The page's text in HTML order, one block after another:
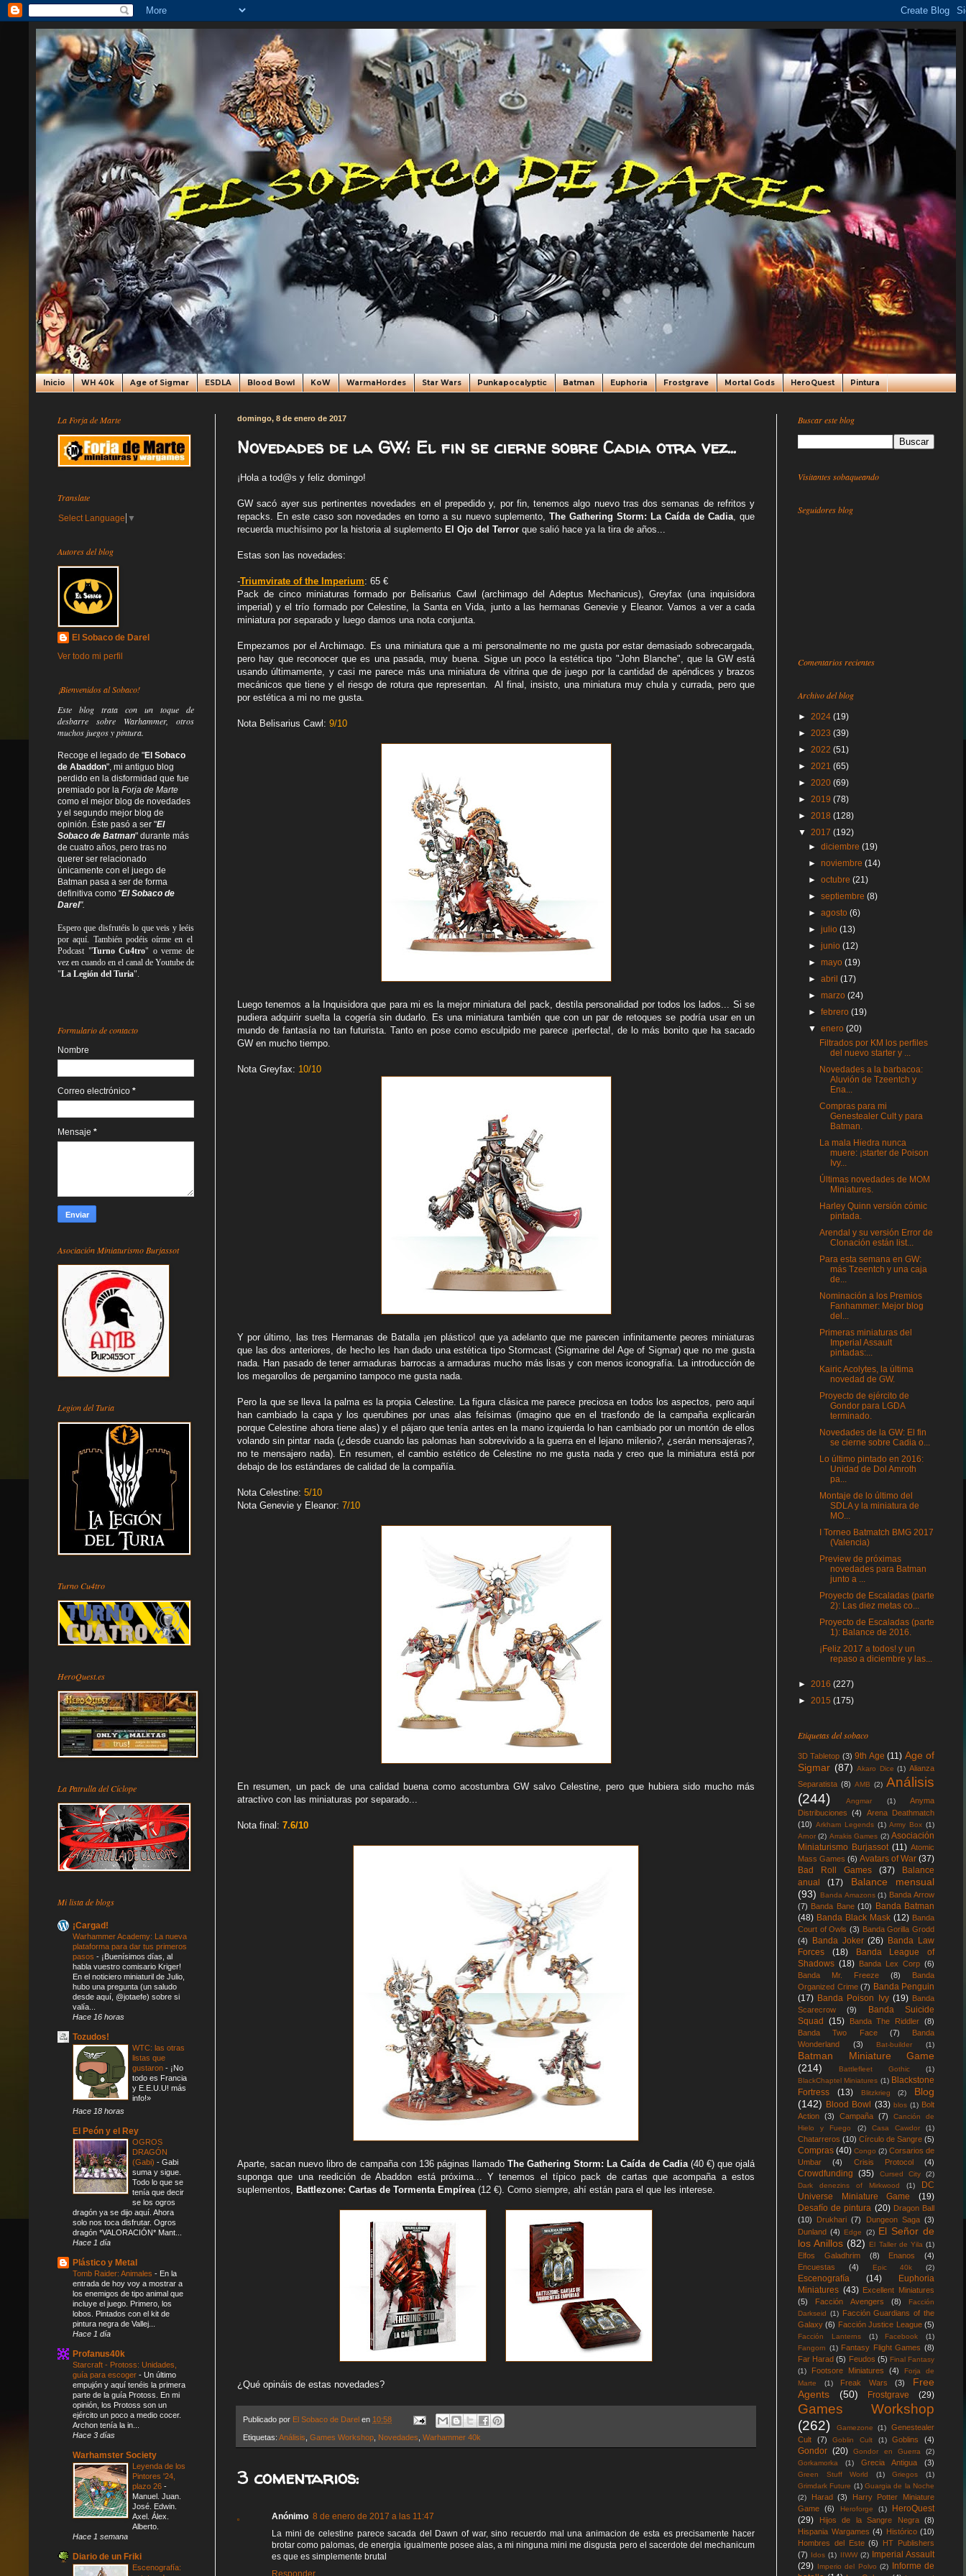
Inicio WH 40k Age of Sigmar ESDLA Blood Bowl KoW WarmaHordes Star Wars Punkapocalyptic Batman Euphoria Frostgrave Mortal Gods HeroQuest Pintura
domingo, 8 de enero de 2017
Novedades de la GW: El fin se cierne sobre Cadia otra vez...
¡Hola a tod@s y feliz domingo!
GW sacó ayer sus pertinentes novedades en el prepedido y, por fin, tenemos algo nuevo tras dos semanas de refritos y
repacks. En este caso son novedades en torno a su nuevo suplemento, The Gathering Storm: La Caída de Cadia, que
recuerda muchísimo por la historia al suplemento El Ojo del Terror que salió hace ya la tira de años...
Estas son las novedades:
-Triumvirate of the Imperium: 65 €
Pack de cinco miniaturas formado por Belisarius Cawl (archimago del Adeptus Mechanicus),Greyfax (una inquisidora
imperial) y el trío formado por Celestine, la Santa en Vida, junto a las hermanasGenevie y Eleanor. Vamos a ver a cada
miniatura por separado y luego damos una nota conjunta.
Empezamos por el Archimago. Es una miniatura que a mi personalmente no me gusta por estar demasiado sobrecargada,
pero hay que reconocer que es una pasada, muy buena. Sigue un poco la estética tipo "John Blanche", que la GW está
usando últimamente, y casi me parece más una miniatura de vitrina que de juego por la cantidad de apéndices y brazos
mecánicos que tiene y el riesgo de rotura que representan. Al final, insisto, una miniatura muy chula y currada, pero que
por estética a mi no me gusta.
Nota Belisarius Cawl: 9/10
Luego tenemos a la Inquisidora que para mi es la mejor miniatura del pack, destila personalidad por todos los lados... Si se
pudiera adquirir suelta la cogería sin dudarlo. Es una miniatura también que con un par de retoques se podría usar en un
mundo de fantasía no tan futurista. Tanto en pose como esculpido me parece ¡perfecta!, de lo más bonito que ha sacado
GW en mucho tiempo.
Nota Greyfax: 10/10
Y por último, las tres Hermanas de Batalla ¡en plástico! que ya adelanto que me parecen infinitamente peores miniaturas
que las dos anteriores, de hecho les han dado una estética tipo Stormcast (Sigmarine del Age of Sigmar) que no me gusta
nada. Han pasado de tener armaduras barrocas a armaduras mucho más lisas y con menos iconografía. La introducción de
los megarollos de pergamino tampoco me gusta nada.
Pero la que se lleva la palma es la propia Celestine. La figura clásica me parece preciosa en todos los aspectos, pero aquí
han cambiado la capa y los querubines por unas alas feísimas (imagino que en el trasfondo de la campaña explicarán
porque Celestine ahora tiene alas) y el pájaro que tenía antes en la mano izquierda lo han cambiado por un montón de ellos
volando sin pintar nada (¿desde cuando las palomas han sobrevivido a la guerra en el lejano milenio?, ¿serán mensajeras?,
no te mensajero nada). En resumen, el cambio estético de Celestine no me gusta nada y creo que la miniatura está por
debajo de los estándares de calidad de la compañía.
Nota Celestine: 5/10
Nota Genevie y Eleanor: 7/10
En resumen, un pack de una calidad buena como acostumbra GW salvo Celestine, pero que hubiera sido mucho más
atractivo con las miniaturas por separado...
Nota final: 7.6/10
Aparte, sacan nuevo libro de campaña con 136 páginas llamado The Gathering Storm: La Caída de Cadia (40 €) que ojalá
suponga que una reedición de Abaddon está próxima... Y tenemos el típico pack de cartas que acompaña a estos
suplementos, Battlezone: Cartas de Tormenta Empírea(12 €). Como siempre, ahí están para el que les interese.
¿Qué opináis de estas novedades?
Publicado por El Sobaco de Darel en 10:58
Etiquetas: Análisis Games Workshop Novedades Warhammer 40k
3 comentarios:
Anónimo 8 de enero de 2017 a las 11:47
La mini de celestine parece sacada del Dawn of war, sino recuerdo mal una animacion de esta es precisamente hacer
brotar como palomas, de energia igualmente posee alas, a mi ninguna mini me disgusta pero el sacerdote del mechanicum
es que es simplemente brutal
Responder
La Forja de Marte
Translate
Select Language ▼
Autores del blog
El Sobaco de Darel
Ver todo mi perfil
¡Bienvenidos al Sobaco!
Este blog trata con un toque de
desbarre sobre Warhammer, otros
muchos juegos y pintura.
Recoge el legado de "El Sobaco
de Abaddon", mi antiguo blog
perdido en la disformidad que fue
premiado por la Forja de Marte
como el mejor blog de novedades
y el segundo mejor blog de
opinión. Éste pasó a ser "El
Sobaco de Batman" durante más
de cuatro años, pero tras no
querer ser relacionado
únicamente con el juego de
Batman pasa a ser de forma
definitiva como "El Sobaco de
Darel".
Espero que disfrutéis lo queveis yleéis
por aquí. También podéis oírme en el
Podcast "Turno Cu4tro" o verme de
vez en cuando en el canal de Youtube de
"La Legión del Turia".
Formulario de contacto
Nombre
Correo electrónico *
Mensaje *
Asociación Miniaturismo Burjassot
Legion del Turia
Turno Cu4tro
HeroQuest.es
La Patrulla del Cíclope
Mi lista de blogs
¡Cargad!
Warhammer Academy: La nueva
plataforma para dar tus primeros
pasos - ¡Buenísimos días, al
habla vuestro comisario Kriger!
En el noticiero miniaturil de Julio,
hubo una pregunta (un saludo
desde aquí, @jotaefe) sobre si
valía...
Hace 16 horas
Tozudos!
WTC: las otras
listas que
gustaron - ¡No
todo es Francia
y E.E.U.U! más
info!»
Hace 18 horas
El Peón y el Rey
OGROS
DRAGÓN
(Gabi) - Gabi
suma y sigue.
Todo lo que se
tenía que decir
se los ogros
dragón ya se dijo aquí. Ahora
solo nos toca disfrutar. Ogros
dragón *VALORACIÓN* Mant...
Hace 1 día
Plástico y Metal
Tomb Raider: Animales - En la
entrada de hoy voy a mostrar a
los enemigos de tipo animal que
incluye el juego. Primero, los
lobos. Pintados con el kit de
pintura negra de Vallej...
Hace 1 día
Profanus40k
Starcraft - Protoss: Unidades,
guía para escoger - Un último
empujón y aquí tenéis la primera
parte de la guía Protoss. En mi
opinión, los Protoss son un
ejército un poco a medio cocer.
Archon tenía la in...
Hace 3 días
Warhamster Society
Leyenda de los
Pintores '24,
plazo 26 -
Manuel. Juan.
José. Edwin.
Axel. Álex.
Alberto.
Hace 1 semana
Diario de un Friki
Escenografía:
Buscar este blog
Visitantes sobaqueando
Seguidores blog
Comentarios recientes
Archivo del blog
► 2024 (19)
► 2023 (39)
► 2022 (51)
► 2021 (65)
► 2020 (69)
► 2019 (78)
► 2018 (128)
▼ 2017 (192)
►diciembre(19)
►noviembre(14)
►octubre(21)
►septiembre(8)
►agosto(6)
►julio(13)
►junio(12)
►mayo(19)
►abril(17)
►marzo(24)
►febrero(19)
▼enero(20)
Filtrados por KM los perfiles
del nuevo starter y ...
Novedades a la barbacoa:
Aluvión de Tzeentch y
Ena...
Compras para mi
Genestealer Cult y para
Batman.
La mala Hiedra nunca
muere: ¡starter de Poison
Ivy...
Últimas novedades de MOM
Miniatures.
Harley Quinn versión cómic
pintada.
Arendal y su versión Error de
Clonación están list...
Para esta semana en GW:
más Tzeentch y una caja
de...
Nominación a los Premios
Fanhammer: Mejor blog
del...
Primeras miniaturas del
Imperial Assault
pintadas:...
Kairic Acolytes, la última
novedad de GW.
Proyecto de ejército de
Gondor para LGDA
terminado.
Novedades de la GW: El fin
se cierne sobre Cadia o...
Lo último pintado en 2016:
Unidad de Dol Amroth
pa...
Montaje de lo último del
SDLA y la miniatura de
MO...
I Torneo Batmatch BMG 2017
(Valencia)
Preview de próximas
novedades para Batman
junto a ...
Proyecto de Escaladas (parte
2): Las diez metas co...
Proyecto de Escaladas (parte
1): Balance de 2016.
¡Feliz 2017 a todos! y un
repaso a diciembre y las...
► 2016 (227)
► 2015 (175)
Etiquetas del sobaco
3D Tabletop (3) 9th Age (11) Age of
Sigmar (87) Akaro Dice (1) Alianza
Separatista (8) AMB (2) Análisis
(244)
Angmar (1)
Anyma
Distribuciones
(4)
Arena Deathmatch
(10) Arkham Legends (1) Army Box (1)
Arnor (2) Arrakis Games (2) Asociación
Miniaturismo Burjassot (11) Atomic
Mass Games (6) Avatars of War (37)
Bad Roll Games
(37)
Balance
anual
(17)
Balance mensual
(93)
Banda Amazons (1) Banda Arrow
(7) Banda Bane (10)
Banda Batman
(48) Banda Black Mask (12) Banda
Court of Owls (3) Banda Gorilla Grodd
(4)
Banda Joker (26) Banda Law
Forces
(18)
Banda League of
Shadows (18) Banda Lex Corp (6)
Banda Mr. Freeze
(8)
Banda
Organized Crime (7) Banda Penguin
(17) Banda Poison Ivy (19) Banda
Scarecrow
(9)
Banda Suicide
Squad
(15) Banda The Riddler (8)
Banda Two Face
(7)
Banda
Wonderland
(3) Bat-builder (1)
Batman Miniature Game
(214)
Battlefleet Gothic
(1)
BlackChaptel Miniatures (1) Blackstone
Fortress
(13) Blitzkrieg (2)
Blog
(142) Blood Bowl (33) blos (1) Bolt
Action (3) Campaña (7)
Canción de
Hielo y Fuego
(2) Casa Cawdor (1)
Chatarreros (10) Círculo de Sangre (5)
Compras (40) Congo (2) Corsarios de
Umbar
(4) Crisis Protocol (4)
Crowdfunding (35) Cursed City
(2)
Dark denezins of Mirkwood
(1)
DC
Universe Miniature Game
(19)
Desafío de pintura (20) Dragon Ball
(10)
Drukhari (7) Dungeon Saga (3)
Dunland (4) Edge (2) El Señor de
los Anillos (82) El Taller de Yila (1)
Elfos Galadhrim (8) Enanos
(4)
Encuestas
(4) Epic 40k (2)
Escenografía (14)
Euphoria
Miniatures (43) Excellent Miniatures
(5)
Facción Avengers (8)
Facción
Darkseid (1) Facción Guardians of the
Galaxy (6) Facción Justice League (5)
Facción Lanterns (1) Facebook
(1)
Fangorn (1) Fantasy Flight Games (8)
Far Harad (5) Feudos (5) Final Fantasy
(1)
Footsore Miniatures (4)
Forja de
Marte
(1) Freak Wars (3)
Free
Agents
(50) Frostgrave (29)
Games Workshop
(262)
Gamezone (1)
Genestealer
Cult
(7) Goblin Cult (1) Goblins (4)
Gondor (20) Gondor en Guerra
(2)
Gorkamorka
(1) Grecia Antigua (3)
Green Stuff World (1) Griegos
(1)
Grimdark Future (1) Guargia de la Noche
(2)
Harad (3)
Harry Potter Miniature
Game
(6) Heroforge (1)
HeroQuest
(29)
Hijos de la Sangre Negra
(8)
Hispania Wargames (4) Histórico (10)
Hombres del Este (6)
HT Publishers
(7) Idos (1) IIWW (2)
Imperial Assault
(29) Imperio del Polvo (2)
Informe de